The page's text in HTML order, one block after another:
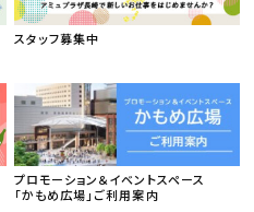
スタッフ募集中
プロモーション＆イベントスペース
「かもめ広場」ご利用案内